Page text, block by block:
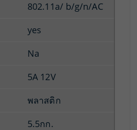
802.11a/ b/g/n/AC
yes
Na
5A 12V
พลาสติก
5.5กก.